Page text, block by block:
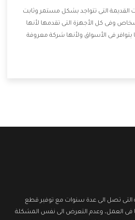
القديمة التى تتواجد بشكل مستمر وثابت
وفى كل الأجهزة التى تقدمها لأنها
فى الأسواق ولأنها شركة معروفة
والخصومات التى تسهل على المستهلك
التى تصل الى عدة سنوات مع توفير قطع
فى العمل، وعدم التعرض الى نفس المشكلة